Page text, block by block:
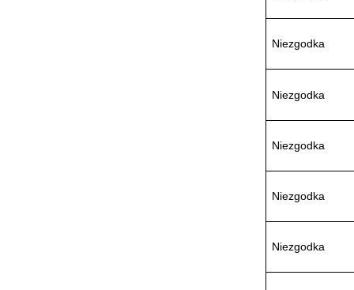
Niezgodka
Niezgodka
Niezgodka
Niezgodka
Niezgodka